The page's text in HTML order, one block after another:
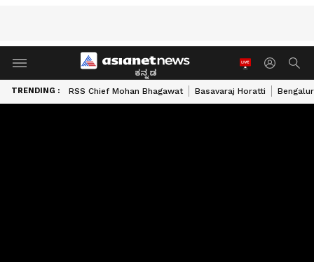
ಕನ್ನಡ
TRENDING : RSS Chief Mohan Bhagawat Basavaraj Horatti